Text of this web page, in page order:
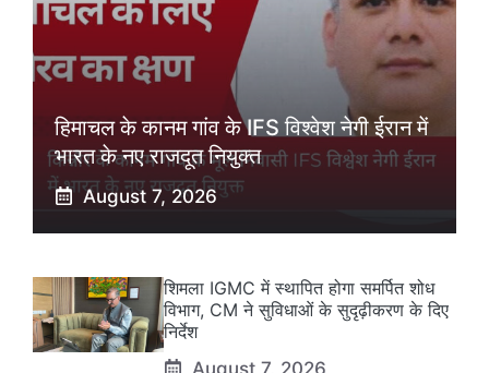
हिमाचल के कानम गांव के IFS विश्वेश नेगी ईरान में
भारत के नए राजदूत नियुक्त
August 7, 2026
शिमला IGMC में स्थापित होगा समर्पित शोध
विभाग, CM ने सुविधाओं के सुदृढ़ीकरण के दिए
निर्देश
August 7, 2026